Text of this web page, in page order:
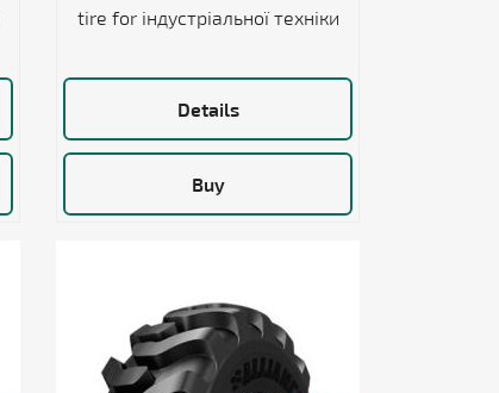
tire for індустріальної техніки
Details
Buy